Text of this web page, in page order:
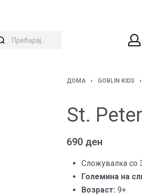
ДОМА › GOBLIN KIDS ›
St.
690 ден
Сложувалка со
Големина на
Возраст: 9+